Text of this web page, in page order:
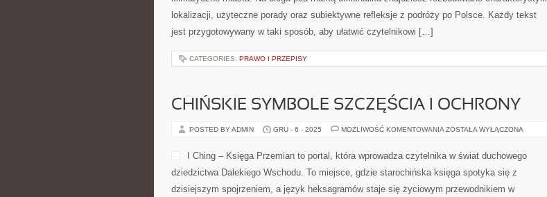
lokalizacji, użyteczne porady oraz subiektywne refleksje z podróży po Polsce. Każdy tekst
jest przygotowywany w taki sposób, aby ułatwić czytelnikowi […]
CATEGORIES: PRAWO I PRZEPISY
CHIŃSKIE SYMBOLE SZCZĘŚCIA I OCHRONY
POSTED BY ADMIN GRU - 6 - 2025 MOŻLIWOŚĆ KOMENTOWANIA CHIŃSKIE
OCHRONY
ZOSTAŁA WYŁĄCZONA
I Ching – Księga Przemian to portal, która wprowadza czytelnika w świat duchowego
dziedzictwa Dalekiego Wschodu. To miejsce, gdzie starochińska księga spotyka się z
dzisiejszym spojrzeniem, a język heksagramów staje się życiowym przewodnikiem w